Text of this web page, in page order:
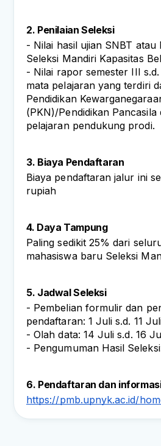
2. Penilaian Seleksi
- Nilai hasil ujian SNBT atau
Seleksi Mandiri Kapasitas
- Nilai rapor semester III
mata pelajaran yang terdiri
Pendidikan
(PKN)/Pendidikan Pancasila
pelajaran pendukung prodi.
3. Biaya Pendaftaran
Biaya pendaftaran jalur ini
rupiah
4. Daya Tampung
Paling sedikit 25% dari
mahasiswa baru Seleksi
5. Jadwal Seleksi
- Pembelian formulir dan
pendaftaran: 1 Juli s.d. 11
- Olah data: 14 Juli s.d. 16
- Pengumuman Hasil
6. Pendaftaran dan
https://pmb.upnyk.ac.id/